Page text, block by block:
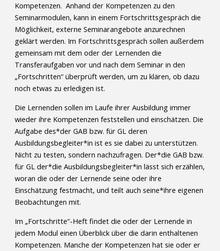
Kompetenzen. Anhand der Kompetenzen zu den
Seminarmodulen, kann in einem Fortschrittsgespräch die
Möglichkeit, externe Seminarangebote anzurechnen
geklärt werden. Im Fortschrittsgespräch sollen außerdem
gemeinsam mit dem oder der Lernenden die
Transferaufgaben vor und nach dem Seminar in den
„Fortschritten“ überprüft werden, um zu klären, ob dazu
noch etwas zu erledigen ist.
Die Lernenden sollen im Laufe ihrer Ausbildung immer
wieder ihre Kompetenzen feststellen und einschätzen. Die
Aufgabe des*der GAB bzw. für GL deren
Ausbildungsbegleiter*in ist es sie dabei zu unterstützen.
Nicht zu testen, sondern nachzufragen. Der*die GAB bzw.
für GL der*die Ausbildungsbegleiter*in lässt sich erzählen,
woran die oder der Lernende seine oder ihre
Einschätzung festmacht, und teilt auch seine*ihre eigenen
Beobachtungen mit.
Im „Fortschritte“-Heft findet die oder der Lernende in
jedem Modul einen Überblick über die darin enthaltenen
Kompetenzen. Manche der Kompetenzen hat sie oder er